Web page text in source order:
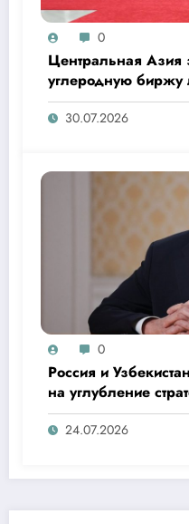
0
Центральная Азия
углеродную биржу
30.07.2026
0
Россия и
на углубление
партнерства на
24.07.2026